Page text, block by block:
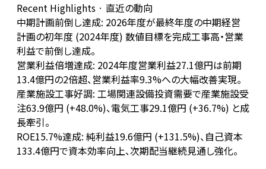
Recent Highlights · 直近の動向
中期計画前倒し達成: 2026年度が最終年度の中期経営
計画の初年度 (2024年度) 数値目標を完成工事高・営業
利益で前倒し達成。
営業利益倍増達成: 2024年度営業利益27.1億円は前期
13.4億円の2倍超、営業利益率9.3%への大幅改善実現。
産業施設工事好調: 工場関連設備投資需要で産業施設受
注63.9億円 (+48.0%)、電気工事29.1億円 (+36.7%) と成
長牽引。
ROE15.7%達成: 純利益19.6億円 (+131.5%)、自己資本
133.4億円で資本効率向上、次期配当継続見通し強化。